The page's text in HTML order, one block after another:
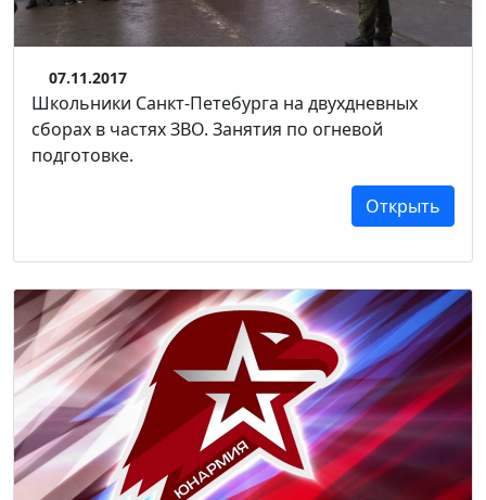
07.11.2017
Школьники Санкт-Петебурга на двухдневных
сборах в частях ЗВО. Занятия по огневой
подготовке.
Открыть